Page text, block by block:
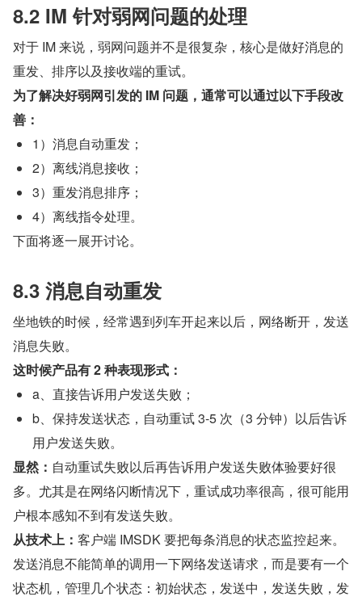
8.2 IM 针对弱网问题的处理
对于 IM 来说，弱网问题并不是很复杂，核心是做好消息的
重发、排序以及接收端的重试。
为了解决好弱网引发的 IM 问题，通常可以通过以下手段改
善：
1）消息自动重发；
2）离线消息接收；
3）重发消息排序；
4）离线指令处理。
下面将逐一展开讨论。
8.3 消息自动重发
坐地铁的时候，经常遇到列车开起来以后，网络断开，发送
消息失败。
这时候产品有 2 种表现形式：
a、直接告诉用户发送失败；
b、保持发送状态，自动重试 3-5 次（3 分钟）以后告诉
用户发送失败。
显然： 自动重试失败以后再告诉用户发送失败体验要好很
多。尤其是在网络闪断情况下，重试成功率很高，很可能用
户根本感知不到有发送失败。
从技术上： 客户端 IMSDK 要把每条消息的状态监控起来。
发送消息不能简单的调用一下网络发送请求，而是要有一个
状态机，管理几个状态：初始状态，发送中，发送失败，发